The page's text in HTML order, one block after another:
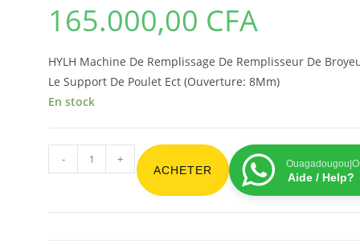
165.000,00 CFA
HYLH Machine De Remplissage De Remplisseur De
Le Support De Poulet Ect (Ouverture: 8Mm)
En stock
- +
ACHETER
Aide / Help?